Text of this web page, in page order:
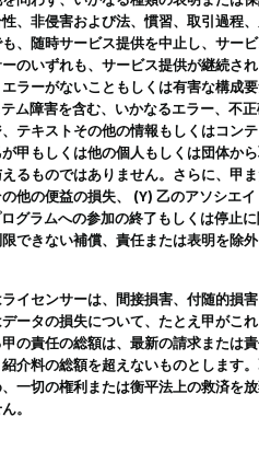
、非侵害および法、慣習、取引過程
、随時サービス提供を中止し、サー
のいずれも、サービス提供が継続さ
ラーがないこともしくは有害な構成
ム障害を含む、いかなるエラー、不
テキストその他の情報もしくはコン
甲もしくは他の個人もしくは団体か
るものではありません。さらに、甲
他の便益の損失、 (Y) 乙のアソシエ
グラムへの参加の終了もしくは停止
できない補償、責任または表明を除
イセンサーは、間接損害、付随的損
ータの損失について、たとえ甲がこ
の責任の総額は、最新の請求または
介料の総額を超えないものとします
一切の権利または衡平法上の救済を
。